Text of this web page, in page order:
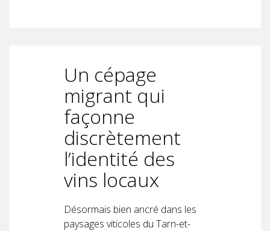
Un cépage
migrant qui
façonne
discrètement
l’identité des
vins locaux
Désormais bien ancré dans les
paysages viticoles du Tarn-et-